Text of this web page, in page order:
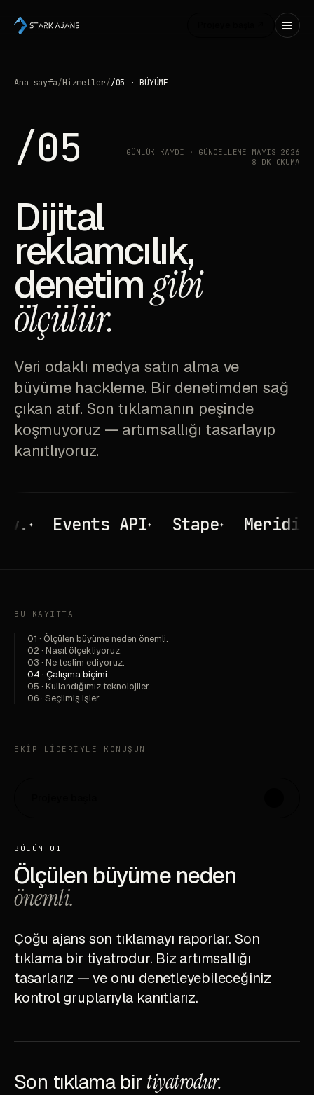
Ana sayfa/Hizmetler//05 · BÜYÜME
/05
GÜNLÜK KAYDI · GÜNCELLEME MAYIS 2026
8 DK OKUMA
Dijital
reklamcılık,
denetimgibi
ölçülür.
Veri odaklı medya satın alma ve
büyüme hackleme. Bir denetimden sağ
çıkan atıf. Son tıklamanın peşinde
koşmuyoruz — artımsallığı tasarlayıp
kanıtlıyoruz.
Events API✦ Stape✦ Meridian✦
BU KAYITTA
01 · Ölçülen büyüme neden önemli.
02 · Nasıl ölçekliyoruz.
03 · Ne teslim ediyoruz.
04 · Çalışma biçimi.
05 · Kullandığımız teknolojiler.
06 · Seçilmiş işler.
EKIP LIDERIYLE KONUŞUN
BÖLÜM 01
Ölçülen büyüme neden
önemli.
Çoğu ajans son tıklamayı raporlar. Son
tıklama bir tiyatrodur. Biz artımsallığı
tasarlarız — ve onu denetleyebileceğiniz
kontrol gruplarıyla kanıtlarız.
Son tıklama bir tiyatrodur.